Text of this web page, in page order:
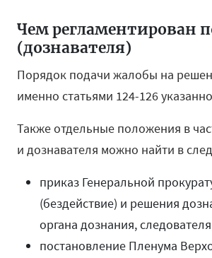
Чем регламентирован
(дознавателя)
Порядок подачи жалобы на
именно статьями 124-126
Также отдельные положения в
и дознавателя можно найти в
приказ Генеральной
(бездействие) и решения
органа дознания,
постановление Пленума